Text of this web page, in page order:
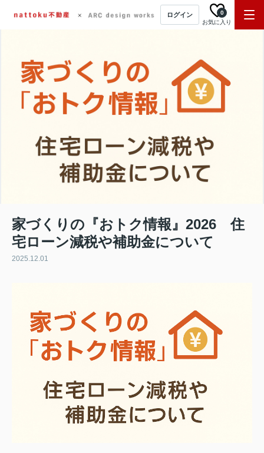
ログイン
お気に入り
0
家づくりの『おトク情報』2026 住
宅ローン減税や補助金について
2025.12.01